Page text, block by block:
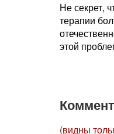
Не секрет,
терапии
этой
(видны